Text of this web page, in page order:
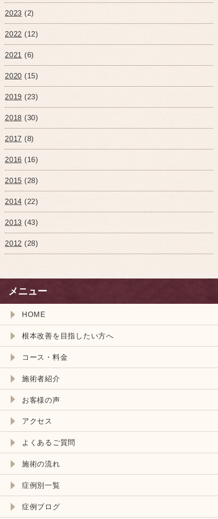
2023 (2)
2022 (12)
2021 (6)
2020 (15)
2019 (23)
2018 (30)
2017 (8)
2016 (16)
2015 (28)
2014 (22)
2013 (43)
2012 (28)
メニュー
HOME
根本改善を目指したい方へ
コース・料金
施術者紹介
お客様の声
アクセス
よくあるご質問
施術の流れ
症例別一覧
症例ブログ